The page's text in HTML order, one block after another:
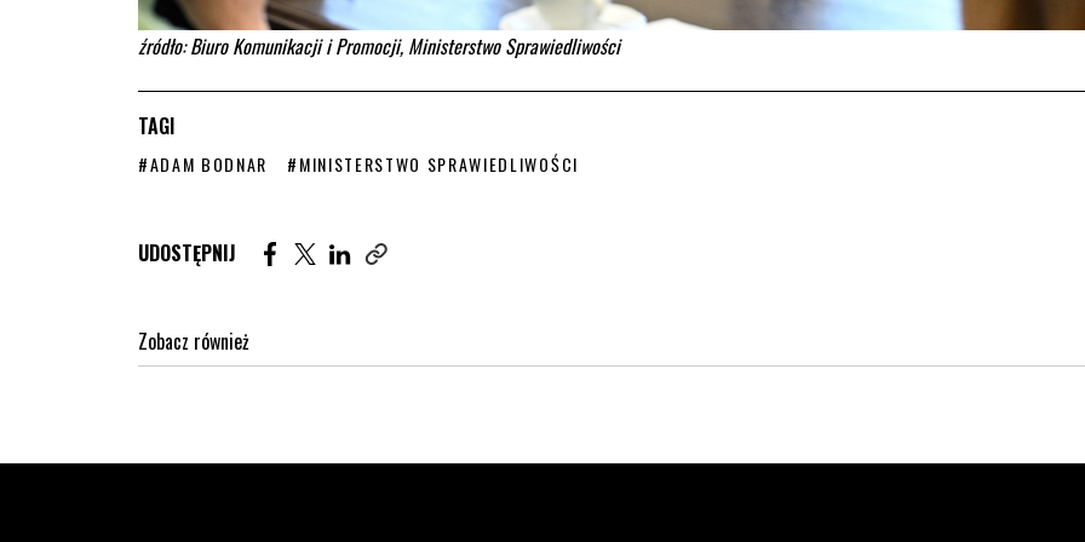
źródło: Biuro Komunikacji i Promocji, Ministerstwo Sprawiedliwości
TAGI
STRONA TAGU WPISÓW
#ADAM BODNAR STRONA TAGU WPISÓW
#MINISTERSTWO SPRAWIEDLIWOŚCI
UDOSTĘPNIJ Udostępnij artykuł na Facebook. Strona otwiera się w nowym oknie.
Udostępnij artykuł na Twitter. Strona otwiera się w nowym oknie.
Udostępnij artykuł na Linkedin. Strona otwiera się w nowym oknie.
Zobacz również